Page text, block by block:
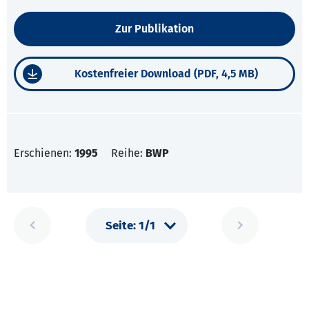
Zur Publikation
Kostenfreier Download (PDF, 4,5 MB)
Erschienen: 1995 Reihe: BWP